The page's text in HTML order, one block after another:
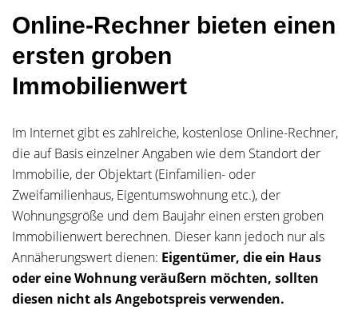
Online-Rechner bieten einen
ersten groben
Immobilienwert
Im Internet gibt es zahlreiche, kostenlose Online-Rechner,
die auf Basis einzelner Angaben wie dem Standort der
Immobilie, der Objektart (Einfamilien- oder
Zweifamilienhaus, Eigentumswohnung etc.), der
Wohnungsgröße und dem Baujahr einen ersten groben
Immobilienwert berechnen. Dieser kann jedoch nur als
Annäherungswert dienen: Eigentümer, die ein Haus
oder eine Wohnung veräußern möchten, sollten
diesen nicht als Angebotspreis verwenden.